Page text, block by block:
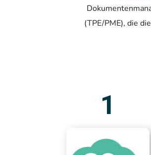
(TPE/PME), die
1